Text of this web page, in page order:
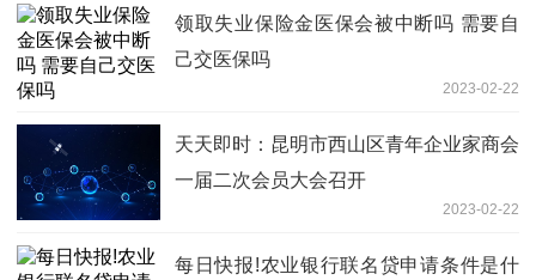
领取失业保险金医保会被中断吗 需要自
己交医保吗
2023-02-22
天天即时：昆明市西山区青年企业家商会
一届二次会员大会召开
2023-02-22
每日快报!农业银行联名贷申请条件是什